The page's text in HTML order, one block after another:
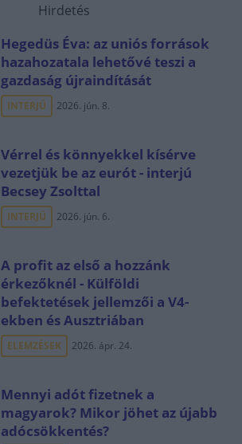
Hirdetés
Hegedüs Éva: az uniós források
hazahozatala lehetővé teszi a
gazdaság újraindítását
INTERJÚ 2026. jún. 8.
Vérrel és könnyekkel kísérve
vezetjük be az eurót - interjú
Becsey Zsolttal
INTERJÚ 2026. jún. 6.
A profit az első a hozzánk
érkezőknél - Külföldi
befektetések jellemzői a V4-
ekben és Ausztriában
ELEMZÉSEK 2026. ápr. 24.
Mennyi adót fizetnek a
magyarok? Mikor jöhet az újabb
adócsökkentés?